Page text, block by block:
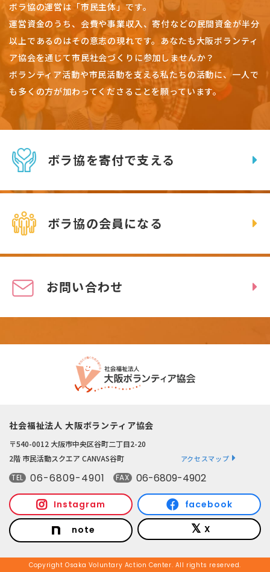
ボラ協の運営は「市民主体」です。
運営資金のうち、会費や事業収入、寄付などの民間資金が半分
以上であるのはその意志の現れです。 あなたも大阪ボランティ
ア協会を通じて市民社会づくりに参加しませんか？
ボランティア活動や市民活動を支える私たちの活動に、一人で
も多くの方が加わってくださることを願っています。
ボラ協を寄付で支える
ボラ協の会員になる
お問い合わせ
社会福祉法人 大阪ボランティア協会
〒540-0012 大阪市中央区谷町二丁目2-20
2階 市民活動スクエア CANVAS谷町
アクセスマップ
TEL 06-6809-4901 FAX 06-6809-4902
Instagram facebook
note X
Copyright Osaka Voluntary Action Center. All rights reserved.